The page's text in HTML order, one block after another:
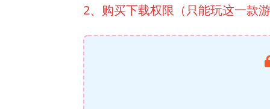
2、购买下载权限（只能玩这一款